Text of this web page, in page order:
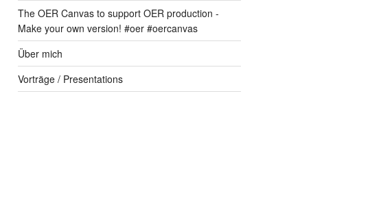
The OER Canvas to support OER production -
Make your own version! #oer #oercanvas
Über mich
Vorträge / Presentations